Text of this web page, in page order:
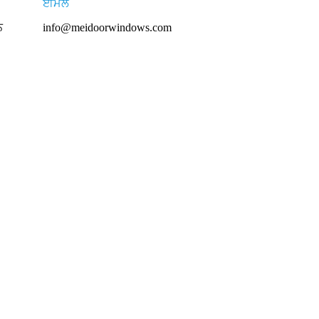
ਈਮੇਲ
info@meidoorwindows.com